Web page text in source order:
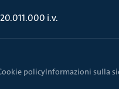
20.011.000 i.v.
policyInformazioni sulla